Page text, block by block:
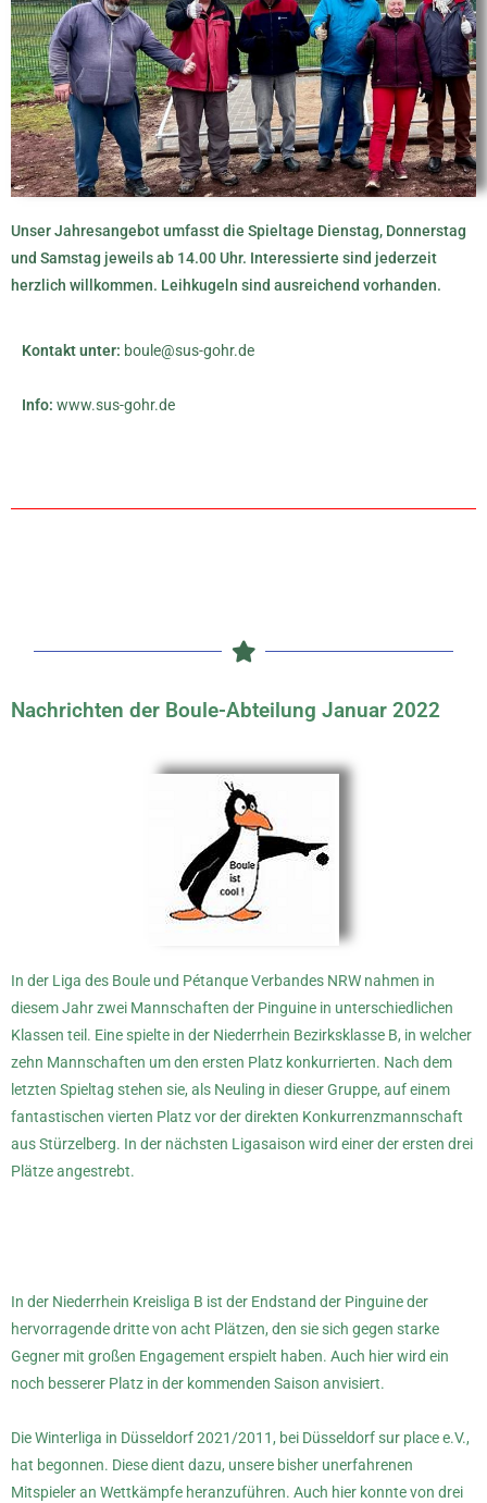
Unser Jahresangebot umfasst die Spieltage Dienstag, Donnerstag
und Samstag jeweils ab 14.00 Uhr. Interessierte sind jederzeit
herzlich willkommen. Leihkugeln sind ausreichend vorhanden.
Kontakt unter: boule@sus-gohr.de
Info: www.sus-gohr.de
Nachrichten der Boule-Abteilung Januar 2022
In der Liga des Boule und Pétanque Verbandes NRW nahmen in
diesem Jahr zwei Mannschaften der Pinguine in unterschiedlichen
Klassen teil. Eine spielte in der Niederrhein Bezirksklasse B, in welcher
zehn Mannschaften um den ersten Platz konkurrierten. Nach dem
letzten Spieltag stehen sie, als Neuling in dieser Gruppe, auf einem
fantastischen vierten Platz vor der direkten Konkurrenzmannschaft
aus Stürzelberg. In der nächsten Ligasaison wird einer der ersten drei
Plätze angestrebt.
In der Niederrhein Kreisliga B ist der Endstand der Pinguine der
hervorragende dritte von acht Plätzen, den sie sich gegen starke
Gegner mit großen Engagement erspielt haben. Auch hier wird ein
noch besserer Platz in der kommenden Saison anvisiert.
Die Winterliga in Düsseldorf 2021/2011, bei Düsseldorf sur place e.V.,
hat begonnen. Diese dient dazu, unsere bisher unerfahrenen
Mitspieler an Wettkämpfe heranzuführen. Auch hier konnte von drei